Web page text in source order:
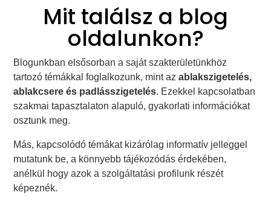
Mit találsz a blog
oldalunkon?
Blogunkban elsősorban a saját szakterületünkhöz
tartozó témákkal foglalkozunk, mint azablakszigetelés,
ablakcsere és padlásszigetelés. Ezekkel kapcsolatban
szakmai tapasztalaton alapuló, gyakorlati információkat
osztunk meg.
Más, kapcsolódó témákat kizárólag informatív jelleggel
mutatunk be, a könnyebb tájékozódás érdekében,
anélkül hogy azok a szolgáltatási profilunk részét
képeznék.